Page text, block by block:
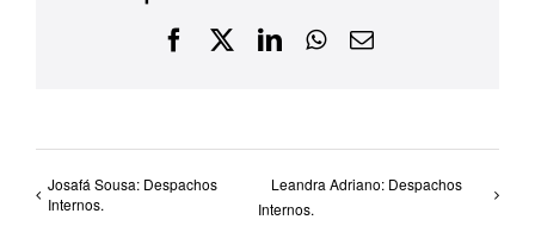
Facebook
X LinkedInWhatsApp
E-
Josafá Sousa: Despachos
Internos.
Leandra Adriano: Despachos
Internos.